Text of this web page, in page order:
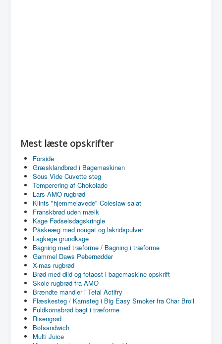
Mest læste opskrifter
Forside
Græsklandbrød i Bagemaskinen
Sous Vide Cuvette steg
Temperering af Chokolade
Lars AMO rugbrød
Klints "hjemmelavede" Coleslaw salat
Franskbrød uden mælk
Kage Fødselsdagskringle
Påskeæg med nougat og lakridspulver
Lagkage grundkage
Bagning med træforme / Bagning i træforme
Gammel Daws Pebernødder
X-mas rugbrød
Brød med dild og fetaost i bagemaskine opskrift
Skole-rugbrød fra AMO
Brændte mandler i Tefal Actifry
Flæskesteg / Kamsteg i Big Easy Smoker fra Char Broil
Fuldkornsbrød bagt i træforme
Risengrød
Bøfsandwich
Multi Juice